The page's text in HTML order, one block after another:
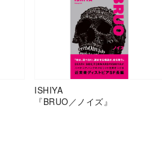
ISHIYA
『BRUO／ノイズ』